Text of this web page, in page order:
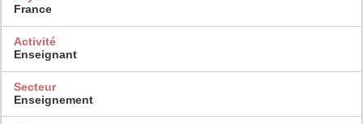
France
Activité
Enseignant
Secteur
Enseignement